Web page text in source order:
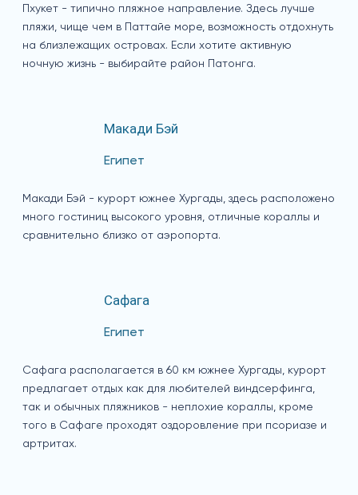
Пхукет - типично пляжное направление. Здесь лучше
пляжи, чище чем в Паттайе море, возможность отдохнуть
на близлежащих островах. Если хотите активную
ночную жизнь - выбирайте район Патонга.
Макади Бэй
Египет
Макади Бэй - курорт южнее Хургады, здесь расположено
много гостиниц высокого уровня, отличные кораллы и
сравнительно близко от аэропорта.
Сафага
Египет
Сафага располагается в 60 км южнее Хургады, курорт
предлагает отдых как для любителей виндсерфинга,
так и обычных пляжников - неплохие кораллы, кроме
того в Сафаге проходят оздоровление при псориазе и
артритах.